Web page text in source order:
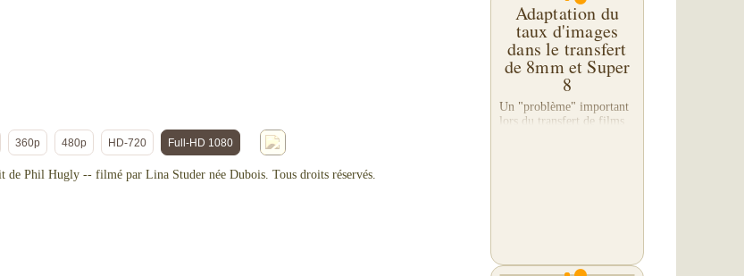
360p 480p HD-720 Full-HD 1080
de Phil Hugly -- filmé par Lina Studer née Dubois. Tous droits réservés.
Adaptation du
taux d'images
dans le transfert
de 8mm et Super
8
Un "problème" important
lors du transfert de films